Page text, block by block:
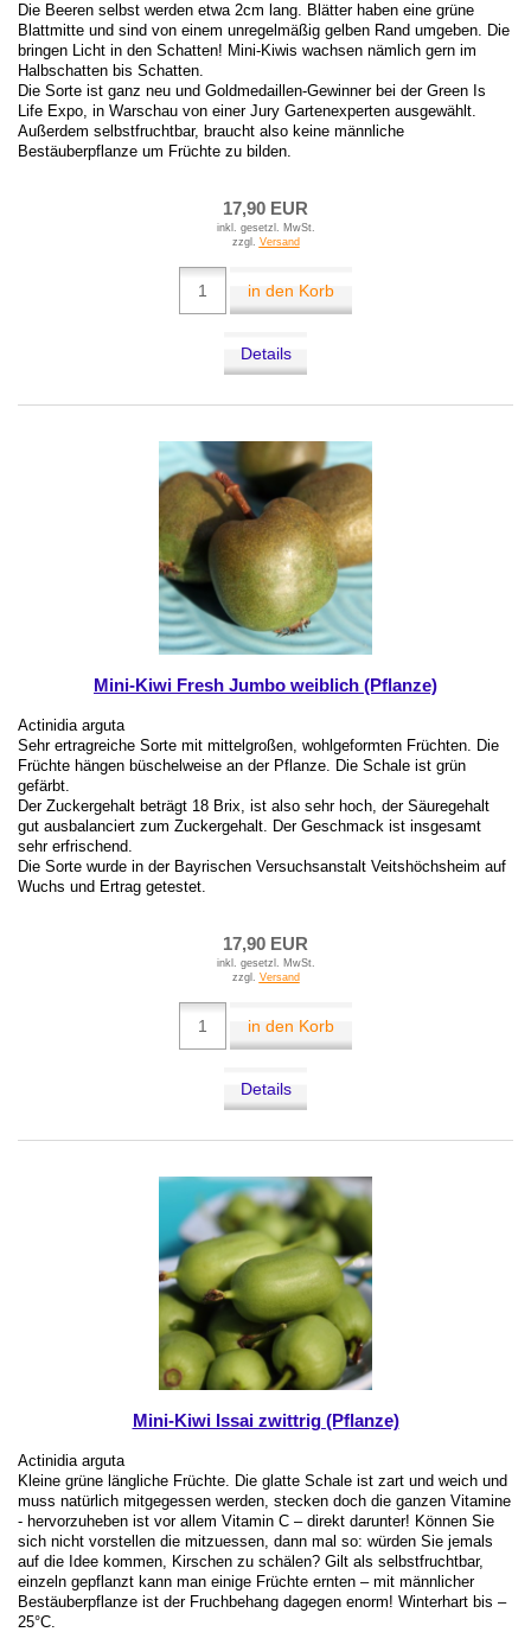
Die Beeren selbst werden etwa 2cm lang. Blätter haben eine grüne
Blattmitte und sind von einem unregelmäßig gelben Rand umgeben. Die
bringen Licht in den Schatten! Mini-Kiwis wachsen nämlich gern im
Halbschatten bis Schatten.
Die Sorte ist ganz neu und Goldmedaillen-Gewinner bei der Green Is
Life Expo, in Warschau von einer Jury Gartenexperten ausgewählt.
Außerdem selbstfruchtbar, braucht also keine männliche
Bestäuberpflanze um Früchte zu bilden.
17,90 EUR
inkl. gesetzl. MwSt.
zzgl. Versand
in den Korb
Details
Mini-Kiwi Fresh Jumbo weiblich (Pflanze)
Actinidia arguta
Sehr ertragreiche Sorte mit mittelgroßen, wohlgeformten Früchten. Die
Früchte hängen büschelweise an der Pflanze. Die Schale ist grün
gefärbt.
Der Zuckergehalt beträgt 18 Brix, ist also sehr hoch, der Säuregehalt
gut ausbalanciert zum Zuckergehalt. Der Geschmack ist insgesamt
sehr erfrischend.
Die Sorte wurde in der Bayrischen Versuchsanstalt Veitshöchsheim auf
Wuchs und Ertrag getestet.
17,90 EUR
inkl. gesetzl. MwSt.
zzgl. Versand
in den Korb
Details
Mini-Kiwi Issai zwittrig (Pflanze)
Actinidia arguta
Kleine grüne längliche Früchte. Die glatte Schale ist zart und weich und
muss natürlich mitgegessen werden, stecken doch die ganzen Vitamine
- hervorzuheben ist vor allem Vitamin C – direkt darunter! Können Sie
sich nicht vorstellen die mitzuessen, dann mal so: würden Sie jemals
auf die Idee kommen, Kirschen zu schälen? Gilt als selbstfruchtbar,
einzeln gepflanzt kann man einige Früchte ernten – mit männlicher
Bestäuberpflanze ist der Fruchbehang dagegen enorm! Winterhart bis –
25°C.